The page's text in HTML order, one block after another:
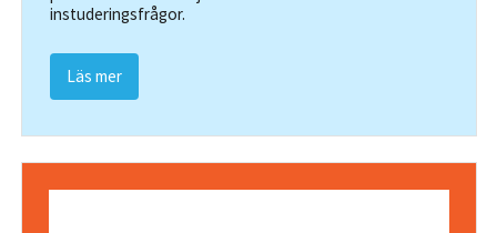
instuderingsfrågor.
Läs mer